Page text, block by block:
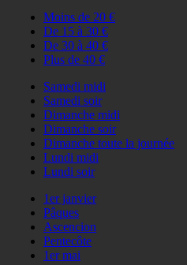
Moins de 20 €
De 15 à 30 €
De 30 à 40 €
Plus de 40 €
Samedi midi
Samedi soir
Dimanche midi
Dimanche soir
Dimanche toute la journée
Lundi midi
Lundi soir
1er janvier
Pâques
Ascencion
Pentecôte
1er mai